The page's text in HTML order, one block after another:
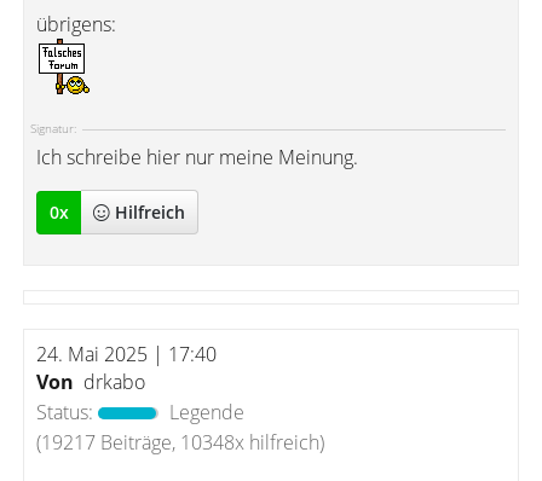
übrigens:
Signatur:
Ich schreibe hier nur meine Meinung.
0x Hilfreich
24. Mai 2025 | 17:40
Von drkabo
Status:
Legende
(19217 Beiträge, 10348x hilfreich)